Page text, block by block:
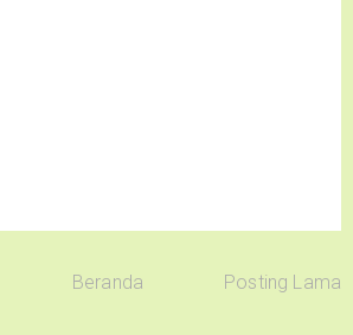
Beranda Posting Lama